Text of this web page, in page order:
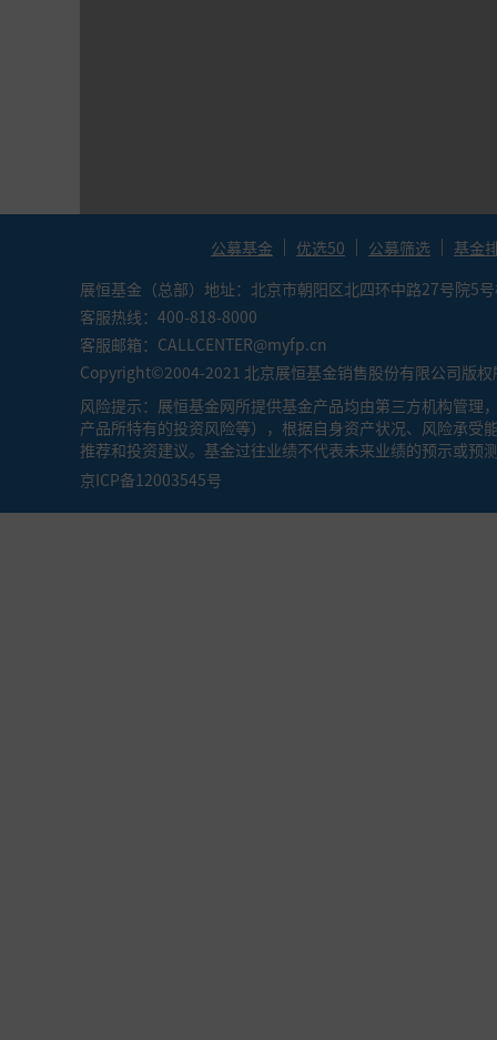
公募基金 优选50 公募筛选
基金
展恒基金（总部）地址：北京市朝阳区北四环中路27号院5
客服热线：400-818-8000
客服邮箱：CALLCENTER@myfp.cn
Copyright©2004-2021 北京展恒基金销售股份有限公司版权
风险提示：展恒基金网所提供基金产品均由第三方机构管
产品所特有的投资风险等），根据自身资产状况、风险承
推荐和投资建议。基金过往业绩不代表未来业绩的预示或预
京ICP备12003545号